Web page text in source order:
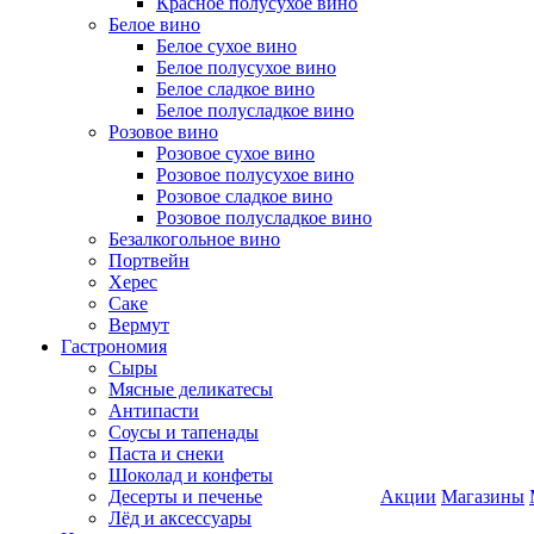
Белое вино
Белое сухое вино
Белое полусухое вино
Белое сладкое вино
Белое полусладкое вино
Розовое вино
Розовое сухое вино
Розовое полусухое вино
Розовое сладкое вино
Розовое полусладкое вино
Безалкогольное вино
Портвейн
Херес
Саке
Вермут
Гастрономия
Сыры
Мясные деликатесы
Антипасти
Соусы и тапенады
Паста и снеки
Шоколад и конфеты
Десерты и печенье
Лёд и аксессуары
Акции Магазины